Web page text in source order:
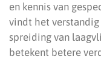
en kennis van
vindt het
spreiding van
betekent betere